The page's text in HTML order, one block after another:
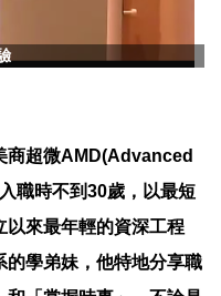
商超微AMD(Advanced
職時不到30歲，以最短
以來最年輕的資深工程
的學弟妹，他特地分享職